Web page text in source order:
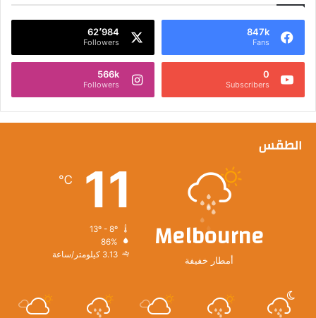
847k
Fans
62٬984
Followers
0
Subscribers
566k
Followers
الطقس
Melbourne
أمطار خفيفة
11
℃
86%
3.13 كيلومتر/ساعة